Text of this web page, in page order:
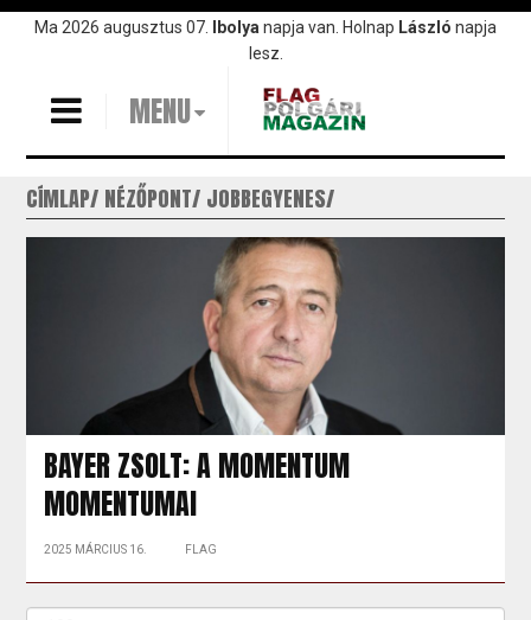
UgrásMa 2026 augusztus 07. Ibolya napja van. Holnap László napja
lesz.
MENU
CÍMLAP NÉZŐPONT JOBBEGYENES
BAYER ZSOLT: A MOMENTUM
MOMENTUMAI
2025 MÁRCIUS 16. FLAG